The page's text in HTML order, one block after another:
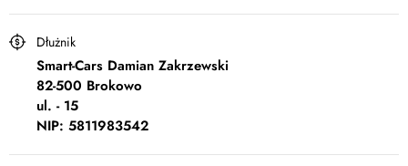
Dłużnik
Smart-Cars Damian Zakrzewski
82-500 Brokowo
ul. - 15
NIP: 5811983542